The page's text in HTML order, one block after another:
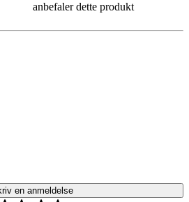
anbefaler dette produkt
en anmeldelse